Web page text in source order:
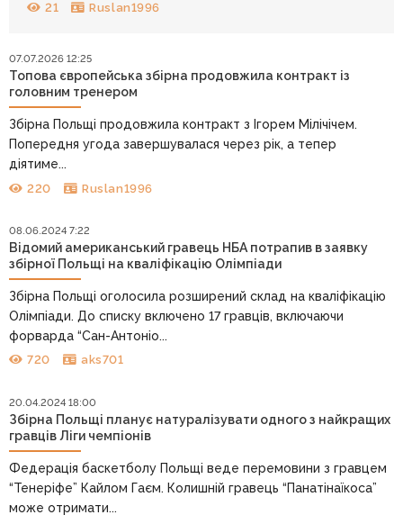
21 Ruslan1996
07.07.2026 12:25
Топова європейська збірна продовжила контракт із
головним тренером
Збірна Польщі продовжила контракт з Ігорем Мілічічем.
Попередня угода завершувалася через рік, а тепер
діятиме...
220 Ruslan1996
08.06.2024 7:22
Відомий американський гравець НБА потрапив в заявку
збірної Польщі на кваліфікацію Олімпіади
Збірна Польщі оголосила розширений склад на кваліфікацію
Олімпіади. До списку включено 17 гравців, включаючи
форварда “Сан-Антоніо...
720 aks701
20.04.2024 18:00
Збірна Польщі планує натуралізувати одного з найкращих
гравців Ліги чемпіонів
Федерація баскетболу Польщі веде перемовини з гравцем
“Тенеріфе” Кайлом Гаєм. Колишній гравець “Панатінаїкоса”
може отримати...